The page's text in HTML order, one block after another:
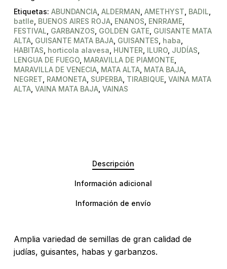
Etiquetas: ABUNDANCIA, ALDERMAN AMETHYST BADIL
batlle BUENOS AIRES ROJA, ENANOS ENRRAME,
FESTIVAL GARBANZOS GOLDEN GATE, GUISANTE MATA
ALTA, GUISANTE MATA BAJA, GUISANTES haba
HABITAS horticola alavesa HUNTER ILURO, JUDÍAS
LENGUA DE FUEGO, MARAVILLA DE PIAMONTE,
MARAVILLA DE VENECIA, MATA ALTA, MATA BAJA,
NEGRET RAMONETA, SUPERBA, TIRABIQUE, VAINA MATA
ALTA, VAINA MATA BAJA, VAINAS
Descripción
Información adicional
Información de envío
Amplia variedad de semillas de gran calidad de
judías, guisantes, habas y garbanzos.